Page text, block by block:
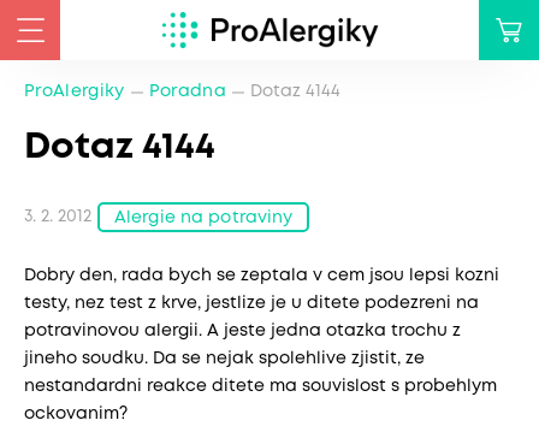
ProAlergiky Poradna Dotaz 4144
Dotaz 4144
3. 2. 2012 Alergie na potraviny
Dobry den, rada bych se zeptala v cem jsou lepsi kozni
testy, nez test z krve, jestlize je u ditete podezreni na
potravinovou alergii. A jeste jedna otazka trochu z
jineho soudku. Da se nejak spolehlive zjistit, ze
nestandardni reakce ditete ma souvislost s probehlym
ockovanim?